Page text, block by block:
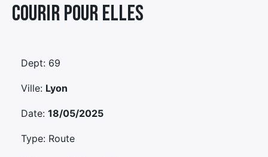
Courir Pour Elles
Dept: 69
Ville: Lyon
Date: 18/05/2025
Type: Route
de
Élément